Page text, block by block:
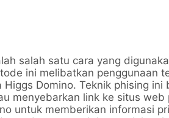
salah satu cara yang
ini melibatkan penggunaan
Domino. Teknik phising ini
menyebarkan link ke situs web
untuk memberikan informasi